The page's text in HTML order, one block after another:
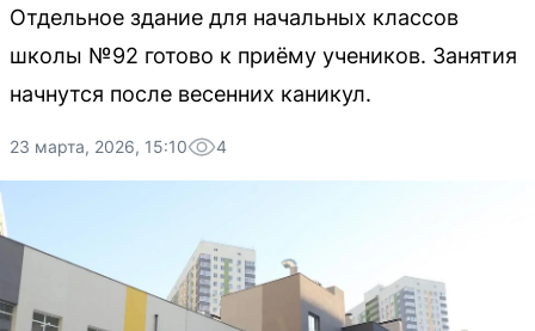
Отдельное здание для начальных классов
школы №92 готово к приёму учеников. Занятия
начнутся после весенних каникул.
23 марта, 2026, 15:10 4